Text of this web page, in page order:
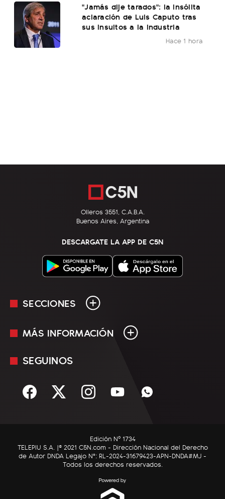
"Jamás dije tarados": la insólita
aclaración de Luis Caputo tras
sus insultos a la industria
Hace 1 hora
Olleros 3551, C.A.B.A.
Buenos Aires, Argentina
DESCARGATE LA APP DE C5N
SECCIONES
En Vivo
Sociedad
C5N Autos
RatingCero
MÁS INFORMACIÓN
Mediakit
Términos y condiciones
SEGUINOS
Edición Nº 1734
TELEPIU S.A. |© 2021 C5N.com - Dirección Nacional del Derecho
de Autor DNDA Legajo N°: RL-2024-31679423-APN-DNDA#MJ -
Todos los derechos reservados.